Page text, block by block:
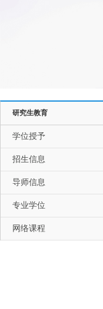
研究生教育
学位授予
招生信息
导师信息
专业学位
网络课程